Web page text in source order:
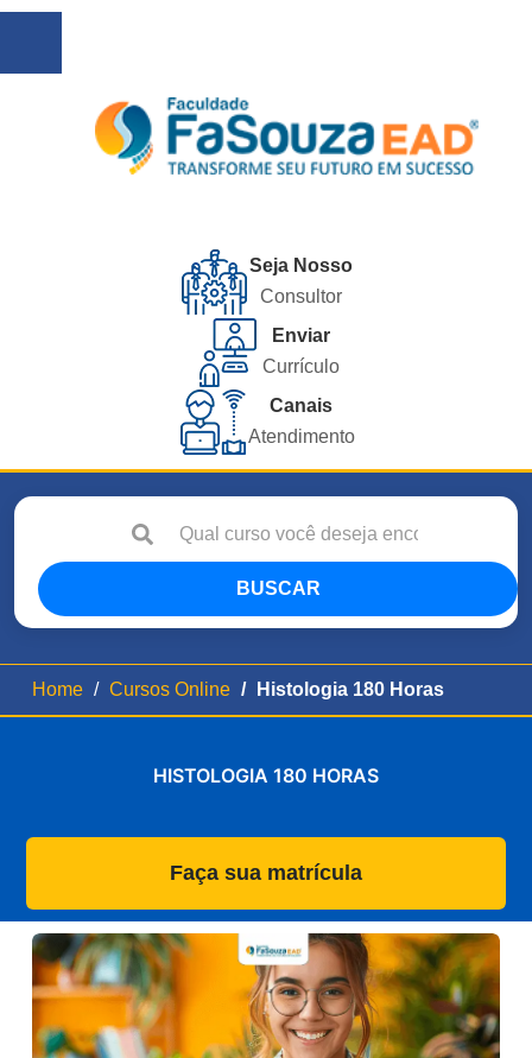
Seja Nosso
Consultor
Enviar
Currículo
Canais
Atendimento
BUSCAR
Home Cursos Online Histologia 180 Horas
HISTOLOGIA 180 HORAS
Faça sua matrícula